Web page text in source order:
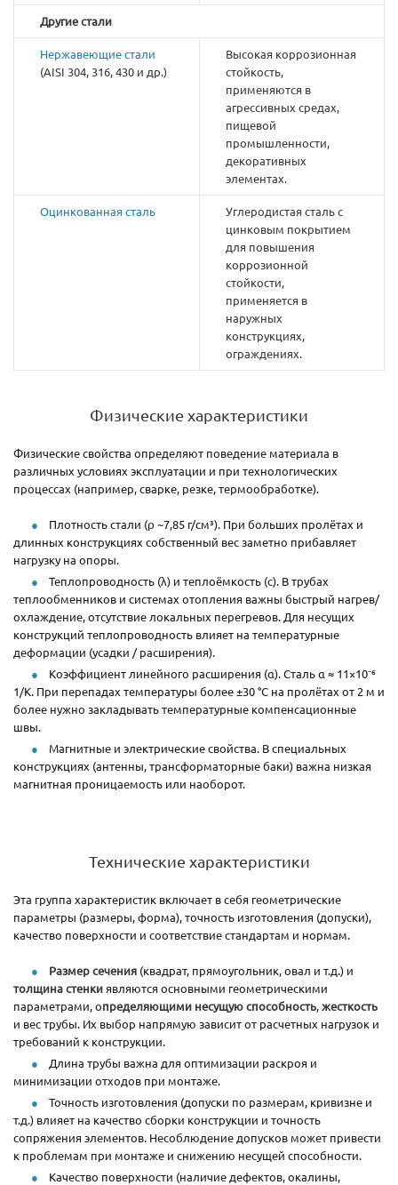
Другие стали
Нержавеющие стали
(AISI 304, 316, 430 и др.)
Высокая коррозионная
стойкость,
применяются в
агрессивных средах,
пищевой
промышленности,
декоративных
элементах.
Оцинкованная сталь
Углеродистая сталь с
цинковым покрытием
для повышения
коррозионной
стойкости,
применяется в
наружных
конструкциях,
ограждениях.
Физические характеристики
Физические свойства определяют поведение материала в
различных условиях эксплуатации и при технологических
процессах (например, сварке, резке, термообработке).
Плотность стали (ρ ~7,85 г/см³). При больших пролётах и
длинных конструкциях собственный вес заметно прибавляет
нагрузку на опоры.
Теплопроводность (λ) и теплоёмкость (c). В трубах
теплообменников и системах отопления важны быстрый нагрев/
охлаждение, отсутствие локальных перегревов. Для несущих
конструкций теплопроводность влияет на температурные
деформации (усадки / расширения).
Коэффициент линейного расширения (α). Сталь α ≈ 11×10⁻⁶
1/К. При перепадах температуры более ±30 °C на пролётах от 2 м и
более нужно закладывать температурные компенсационные
швы.
Магнитные и электрические свойства. В специальных
конструкциях (антенны, трансформаторные баки) важна низкая
магнитная проницаемость или наоборот.
Технические характеристики
Эта группа характеристик включает в себя геометрические
параметры (размеры, форма), точность изготовления (допуски),
качество поверхности и соответствие стандартам и нормам.
Размер сечения (квадрат, прямоугольник, овал и т.д.) и
толщина стенкиявляются основными геометрическими
параметрами, определяющими несущую способность,жесткость
и вес трубы. Их выбор напрямую зависит от расчетных нагрузок и
требований к конструкции.
Длина трубы важна для оптимизации раскроя и
минимизации отходов при монтаже.
Точность изготовления (допуски по размерам, кривизне и
т.д.) влияет на качество сборки конструкции и точность
сопряжения элементов. Несоблюдение допусков может привести
к проблемам при монтаже и снижению несущей способности.
Качество поверхности (наличие дефектов, окалины,